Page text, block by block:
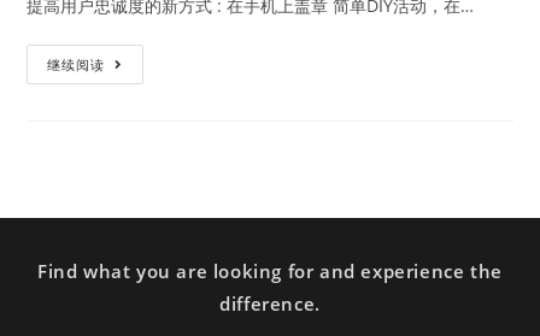
提高用户忠诚度的新方式 : 在手机上盖章 简单DIY活动，在…
继续阅读
Find what you are looking for and experience the
difference.